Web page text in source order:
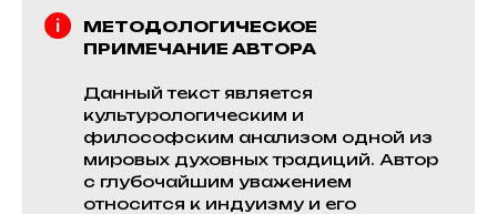
МЕТОДОЛОГИЧЕСКОЕ
ПРИМЕЧАНИЕ АВТОРА
Данный текст является
культурологическим и
философским анализом одной из
мировых духовных традиций. Автор
с глубочайшим уважением
относится к индуизму и его